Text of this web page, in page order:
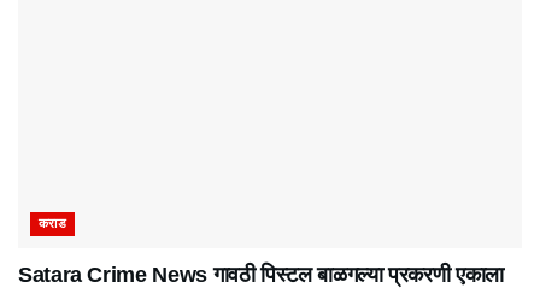
कराड
Satara Crime News गावठी पिस्टल बाळगल्या प्रकरणी एकाला